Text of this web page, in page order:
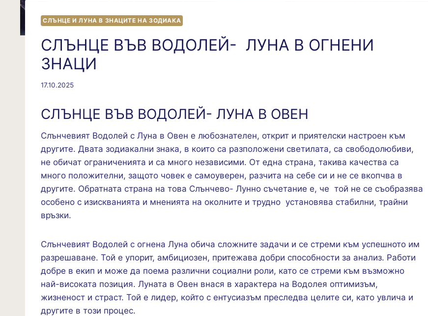
СЛЪНЦЕ И ЛУНА В ЗНАЦИТЕ НА ЗОДИАКА
СЛЪНЦЕ ВЪВ ВОДОЛЕЙ- ЛУНА В ОГНЕНИ
ЗНАЦИ
17.10.2025
СЛЪНЦЕ ВЪВ ВОДОЛЕЙ- ЛУНА В ОВЕН
Слънчевият Водолей с Луна в Овен е любознателен, открит и приятелски настроен към
другите. Двата зодиакални знака, в които са разположени светилата, са свободолюбиви,
не обичат ограниченията и са много независими. От една страна, такива качества са
много положителни, защото човек е самоуверен, разчита на себе си и не се вкопчва в
другите. Обратната страна на това Слънчево- Лунно съчетание е, че той не се съобразява
особено с изискванията и мненията на околните и трудно установява стабилни, трайни
връзки.
Слънчевият Водолей с огнена Луна обича сложните задачи и се стреми към успешното им
разрешаване. Той е упорит, амбициозен, притежава добри способности за анализ. Работи
добре в екип и може да поема различни социални роли, като се стреми към възможно
най-високата позиция. Луната в Овен внася в характера на Водолея оптимизъм,
жизненост и страст. Той е лидер, който с ентусиазъм преследва целите си, като увлича и
другите в този процес.